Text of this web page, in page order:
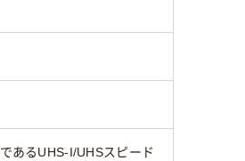
あるUHS-I/UHSスピード